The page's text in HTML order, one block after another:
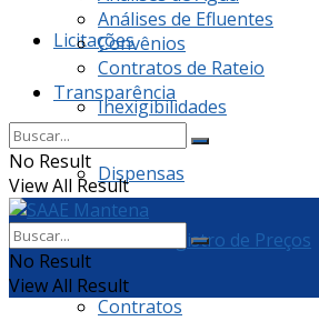
Licitações
Inexigibilidades
Dispensas
Ata de Registro de Preços
Contratos
Análises de Efluentes
Convênios
Contratos de Rateio
Transparência
No Result
View All Result
No Result
View All Result